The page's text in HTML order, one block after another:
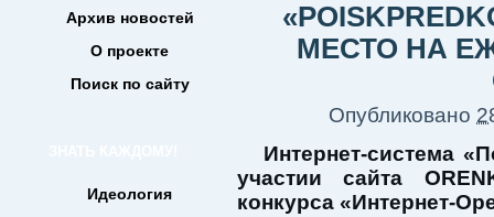
Архив новостей
О проекте
Поиск по сайту
Идеология
МЕСТО НА
Опубликовано
Интернет-система
участии сайта
конкурса «Интернет-